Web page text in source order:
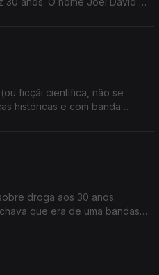
ficçãi científica, não se
históricas e com banda
droga aos 30 anos.
que era de uma bandas